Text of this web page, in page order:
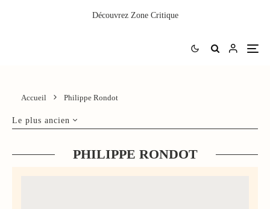
Découvrez Zone Critique
Accueil Philippe Rondot
Le plus ancien
PHILIPPE RONDOT